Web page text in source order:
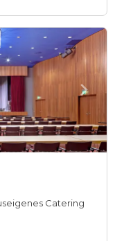
Catering